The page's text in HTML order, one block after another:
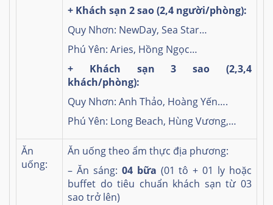
+ Khách sạn 2 sao (2,4 người/phòng):
Quy Nhơn: NewDay, Sea Star…
Phú Yên: Aries, Hồng Ngọc…
+ Khách sạn 3 sao (2,3,4
khách/phòng):
Quy Nhơn: Anh Thảo, Hoàng Yến….
Phú Yên: Long Beach, Hùng Vương,…
Ăn
uống:
Ăn uống theo ẩm thực địa phương:
– Ăn sáng: 04 bữa (01 tô + 01 ly hoặc
buffet do tiêu chuẩn khách sạn từ 03
sao trở lên)